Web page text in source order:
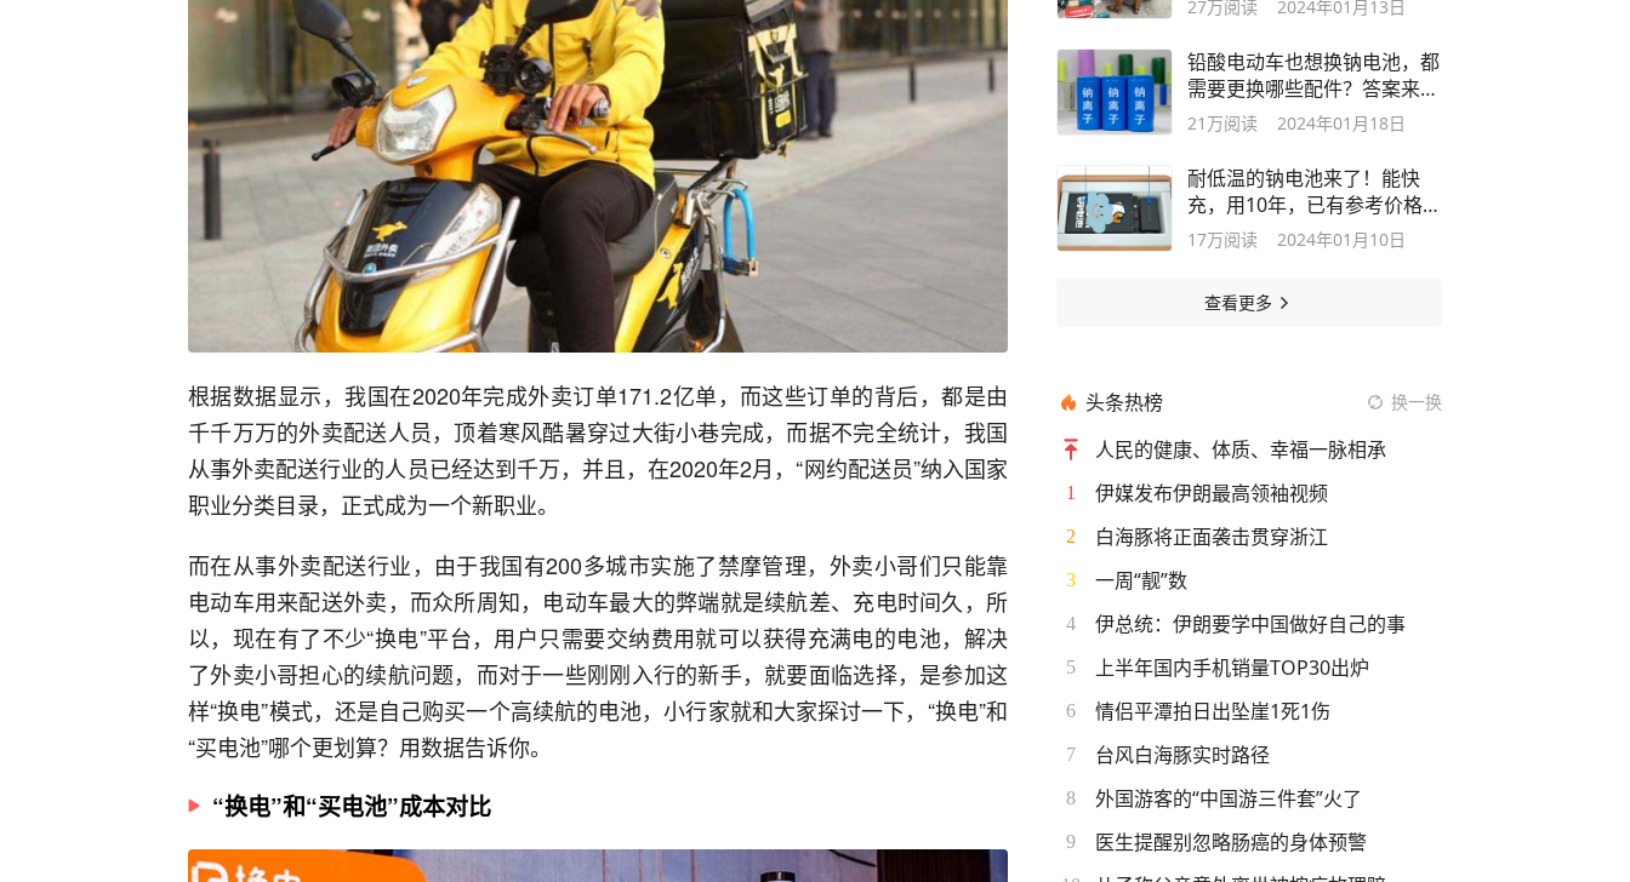
根据数据显示，我国在2020年完成外卖订单171.2亿单，而这些订单的背后，都是由
千千万万的外卖配送人员，顶着寒风酷暑穿过大街小巷完成，而据不完全统计，我国
从事外卖配送行业的人员已经达到千万，并且，在2020年2月，“网约配送员”纳入国家
职业分类目录，正式成为一个新职业。
而在从事外卖配送行业，由于我国有200多城市实施了禁摩管理，外卖小哥们只能靠
电动车用来配送外卖，而众所周知，电动车最大的弊端就是续航差、充电时间久，所
以，现在有了不少“换电”平台，用户只需要交纳费用就可以获得充满电的电池，解决
了外卖小哥担心的续航问题，而对于一些刚刚入行的新手，就要面临选择，是参加这
样“换电”模式，还是自己购买一个高续航的电池，小行家就和大家探讨一下，“换电”和
“买电池”哪个更划算？用数据告诉你。
“换电”和“买电池”成本对比
27万阅读 2024年01月13日
铅酸电动车也想换钠电池，都
需要更换哪些配件？答案来
了，涨知识
21万阅读 2024年01月18日
耐低温的钠电池来了！能快
充，用10年，已有参考价格，
你觉得贵吗
17万阅读 2024年01月10日
查看更多
头条热榜 换一换
人民的健康、体质、幸福一脉相承
1 伊媒发布伊朗最高领袖视频
2 白海豚将正面袭击贯穿浙江
3 一周“靓”数
4 伊总统：伊朗要学中国做好自己的事
5 上半年国内手机销量TOP30出炉
6 情侣平潭拍日出坠崖1死1伤
7 台风白海豚实时路径
8 外国游客的“中国游三件套”火了
9 医生提醒别忽略肠癌的身体预警